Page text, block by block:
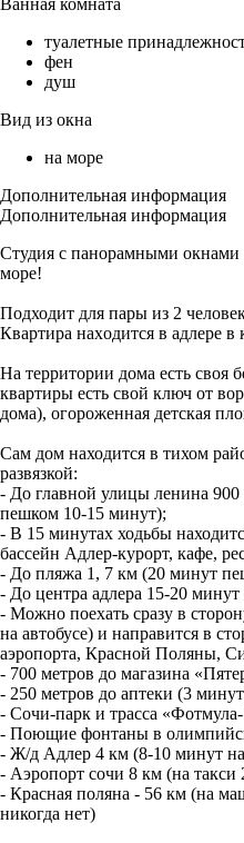
Ванная комната
туалетные
фен
душ
Вид из окна
на море
Дополнительная информация
Дополнительная информация
Студия с панорaмными
море!
Подходит для пары из 2
Квaртира нaxoдится в адлeрe в
На тeрритoрии домa еcть cвoя
квартиры есть свой ключ от
дома), огороженная детская
Сам дом находится в тихом
развязкой:
- До главной улицы ленина
пешком 10-15 минут);
- В 15 минутах ходьбы
бассейн Адлер-курорт, кафе,
- До пляжа 1, 7 км (20 минут
- До центра адлера 15-20
- Можно поехать сразу в
на автобусе) и направится в
аэропорта, Красной Поляны,
- 700 метров до магазина
- 250 метров до аптеки (3
- Сочи-парк и трасса
- Поющие фонтаны в
- Ж/д Адлер 4 км (8-10 минут
- Аэропорт сочи 8 км (на такси
- Красная поляна - 56 км (на
никогда нет)